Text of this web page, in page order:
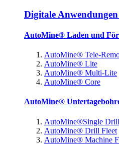
Digitale Anwendungen
AutoMine® Laden und
AutoMine® Tele-
AutoMine® Lite
AutoMine® Multi-Lite
AutoMine® Core
AutoMine®
AutoMine®Single Drill
AutoMine® Drill Fleet
AutoMine® Machine